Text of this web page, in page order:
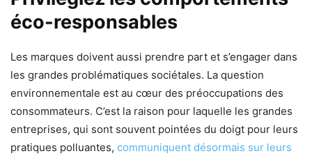
éco-responsables
Les marques doivent aussi prendre part et s’engager dans
les grandes problématiques sociétales. La question
environnementale est au cœur des préoccupations des
consommateurs. C’est la raison pour laquelle les grandes
entreprises, qui sont souvent pointées du doigt pour leurs
pratiques polluantes, communiquent désormais sur leurs